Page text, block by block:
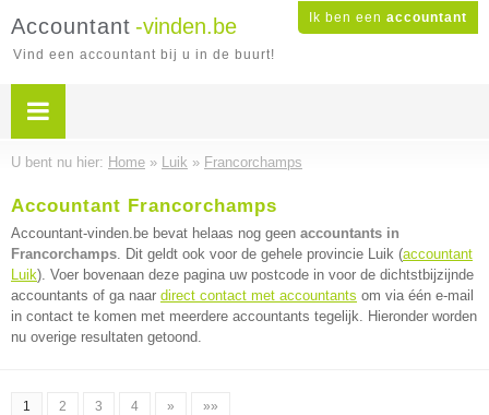
Ik ben een accountant
Accountant -vinden.be
Vind een accountant bij u in de buurt!
U bent nu hier: Home » Luik » Francorchamps
Accountant Francorchamps
Accountant-vinden.be bevat helaas nog geen accountants in
Francorchamps. Dit geldt ook voor de gehele provincie Luik (accountant
Luik). Voer bovenaan deze pagina uw postcode in voor de dichtstbijzijnde
accountants of ga naar direct contact met accountants om via één e-mail
in contact te komen met meerdere accountants tegelijk. Hieronder worden
nu overige resultaten getoond.
1 2 3 4 » »»